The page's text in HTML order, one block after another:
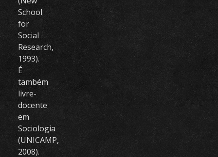
School
for
Social
Research,
1993).
É
também
livre-
docente
em
Sociologia
(UNICAMP,
2008).